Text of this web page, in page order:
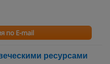
по E-mail
ресурсами